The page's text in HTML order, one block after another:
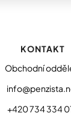
KONTAKT
Obchodní
+420 734 334